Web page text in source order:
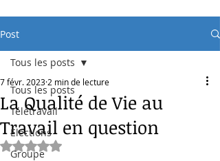
Post
Tous les posts
Télétravail
Elections
Groupe
Tous les posts
La Qualité de Vie au
Travail en question
7 févr. 2023 2 min de lecture
Noté NaN étoiles sur 5.